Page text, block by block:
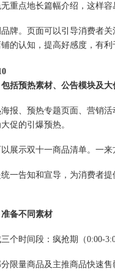
重点地长篇幅介绍，这样
。页面可以引导消费者关
的认知，提高好感度，有利
括预热素材、公告模块及大
、预热专题页面、营销活
促的引爆预热。
示双十一商品清单。一来
告知和宣导，为消费者提
备不同素材
时间段：疯抢期（0:00-
量商品及主推商品快速售